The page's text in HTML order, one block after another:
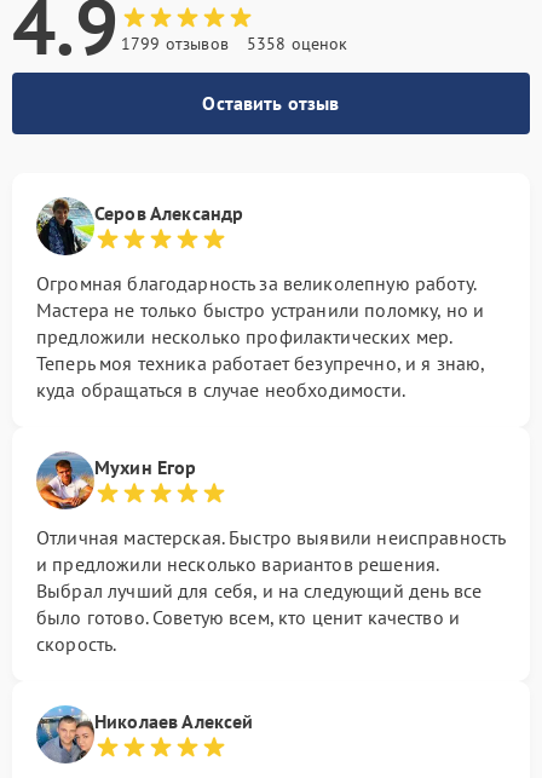
4.9 1799 отзывов 5358 оценок
Оставить отзыв
Серов Александр
Огромная благодарность за великолепную работу.
Мастера не только быстро устранили поломку, но и
предложили несколько профилактических мер.
Теперь моя техника работает безупречно, и я знаю,
куда обращаться в случае необходимости.
Мухин Егор
Отличная мастерская. Быстро выявили неисправность
и предложили несколько вариантов решения.
Выбрал лучший для себя, и на следующий день все
было готово. Советую всем, кто ценит качество и
скорость.
Николаев Алексей